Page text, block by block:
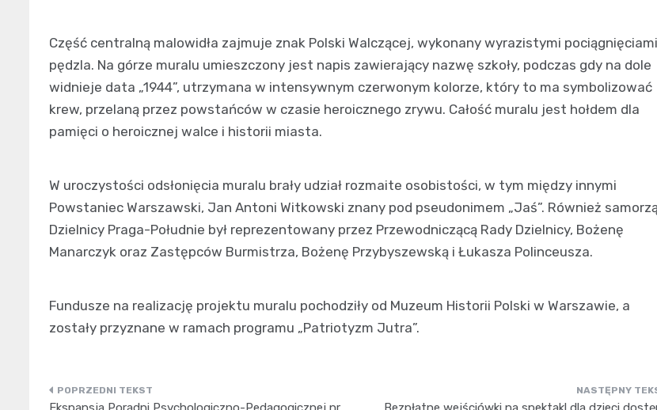
Część centralną malowidła zajmuje znak Polski Walczącej, wykonany wyrazistymi pociągnięciami
pędzla. Na górze muralu umieszczony jest napis zawierający nazwę szkoły, podczas gdy na dole
widnieje data „1944”, utrzymana w intensywnym czerwonym kolorze, który to ma symbolizować
krew, przelaną przez powstańców w czasie heroicznego zrywu. Całość muralu jest hołdem dla
pamięci o heroicznej walce i historii miasta.
W uroczystości odsłonięcia muralu brały udział rozmaite osobistości, w tym między innymi
Powstaniec Warszawski, Jan Antoni Witkowski znany pod pseudonimem „Jaś”. Również
Dzielnicy Praga-Południe był reprezentowany przez Przewodniczącą Rady Dzielnicy, Bożenę
Manarczyk oraz Zastępców Burmistrza, Bożenę Przybyszewską i Łukasza Polinceusza.
Fundusze na realizację projektu muralu pochodziły od Muzeum Historii Polski w Warszawie, a
zostały przyznane w ramach programu „Patriotyzm Jutra”.
Nawigacja